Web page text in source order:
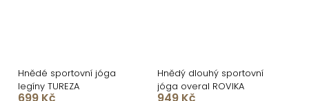
Hnědé sportovní jóga
legíny TUREZA
699 Kč
Hnědý dlouhý sportovní
jóga overal ROVIKA
949 Kč